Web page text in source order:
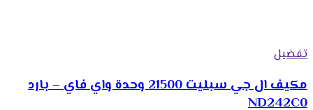
تفضيل
مكيف ال جي سبليت 21500 وحدة واي فاي – بارد
ND242C0